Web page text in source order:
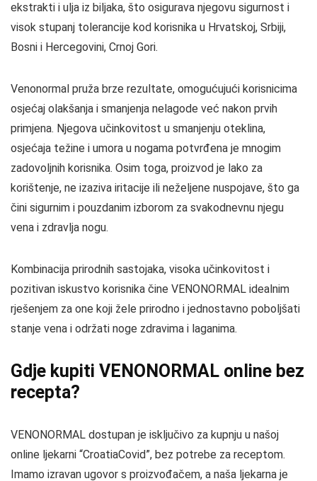
ekstrakti i ulja iz biljaka, što osigurava njegovu sigurnost i
visok stupanj tolerancije kod korisnika u Hrvatskoj, Srbiji,
Bosni i Hercegovini, Crnoj Gori.
Venonormal pruža brze rezultate, omogućujući korisnicima
osjećaj olakšanja i smanjenja nelagode već nakon prvih
primjena. Njegova učinkovitost u smanjenju oteklina,
osjećaja težine i umora u nogama potvrđena je mnogim
zadovoljnih korisnika. Osim toga, proizvod je lako za
korištenje, ne izaziva iritacije ili neželjene nuspojave, što ga
čini sigurnim i pouzdanim izborom za svakodnevnu njegu
vena i zdravlja nogu.
Kombinacija prirodnih sastojaka, visoka učinkovitost i
pozitivan iskustvo korisnika čine VENONORMAL idealnim
rješenjem za one koji žele prirodno i jednostavno poboljšati
stanje vena i održati noge zdravima i laganima.
Gdje kupiti VENONORMAL online bez
recepta?
VENONORMAL dostupan je isključivo za kupnju u našoj
online ljekarni “CroatiaCovid”, bez potrebe za receptom.
Imamo izravan ugovor s proizvođačem, a naša ljekarna je